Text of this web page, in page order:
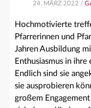
24. MÄRZ 2022 /
Hochmotivierte
Pfarrerinnen und
Jahren Ausbildung
Enthusiasmus in
Endlich sind sie
sie ausprobieren
großem